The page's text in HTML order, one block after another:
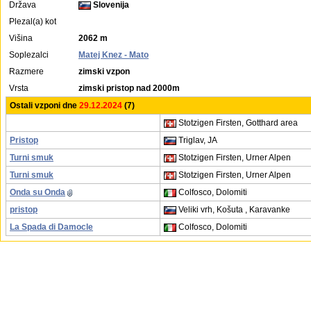
Država
Slovenija
Plezal(a) kot
Višina
2062 m
Soplezalci
Matej Knez - Mato
Razmere
zimski vzpon
Vrsta
zimski pristop nad 2000m
Ostali vzponi dne 29.12.2024 (7)
Stotzigen Firsten, Gotthard area
Pristop
Triglav, JA
Turni smuk
Stotzigen Firsten, Urner Alpen
Turni smuk
Stotzigen Firsten, Urner Alpen
Onda su Onda
Colfosco, Dolomiti
pristop
Veliki vrh, Košuta , Karavanke
La Spada di Damocle
Colfosco, Dolomiti